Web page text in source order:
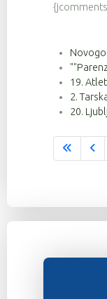
19.
2.
20.